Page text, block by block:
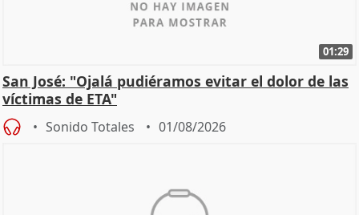
01:29
San José: "Ojalá pudiéramos evitar el dolor de las
víctimas de ETA"
Sonido Totales 01/08/2026